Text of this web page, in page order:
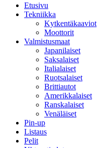
Etusivu
Tekniikka
Kytkentäkaaviot
Moottorit
Valmistusmaat
Japanilaiset
Saksalaiset
Italialaiset
Ruotsalaiset
Brittiautot
Amerikkalaiset
Ranskalaiset
Venäläiset
Pin-up
Listaus
Pelit